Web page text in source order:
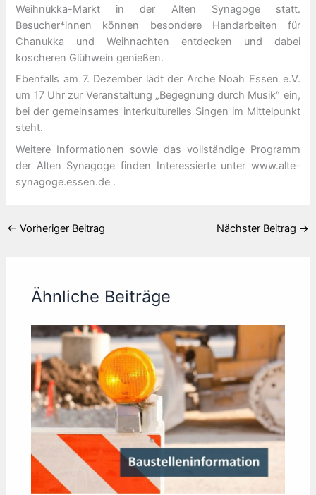
Weihnukka-Markt in der Alten Synagoge statt.
Besucher*innen können besondere Handarbeiten für
Chanukka und Weihnachten entdecken und dabei
koscheren Glühwein genießen.
Ebenfalls am 7. Dezember lädt der Arche Noah Essen e.V.
um 17 Uhr zur Veranstaltung „Begegnung durch Musik“ ein,
bei der gemeinsames interkulturelles Singen im Mittelpunkt
steht.
Weitere Informationen sowie das vollständige Programm
der Alten Synagoge finden Interessierte unter www.alte-
synagoge.essen.de .
← Vorheriger Beitrag Nächster Beitrag →
Ähnliche Beiträge